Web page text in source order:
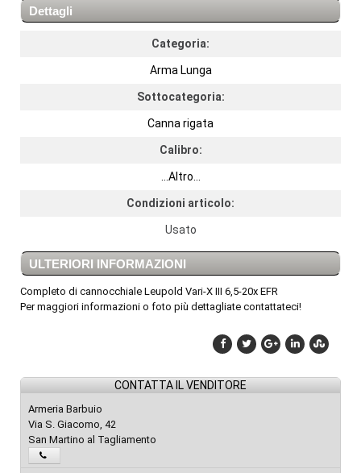
Dettagli
Categoria:
Arma Lunga
Sottocategoria:
Canna rigata
Calibro:
...Altro...
Condizioni articolo:
Usato
ULTERIORI INFORMAZIONI
Completo di cannocchiale Leupold Vari-X III 6,5-20x EFR
Per maggiori informazioni o foto più dettagliate contattateci!
CONTATTA IL VENDITORE
Armeria Barbuio
Via S. Giacomo, 42
San Martino al Tagliamento